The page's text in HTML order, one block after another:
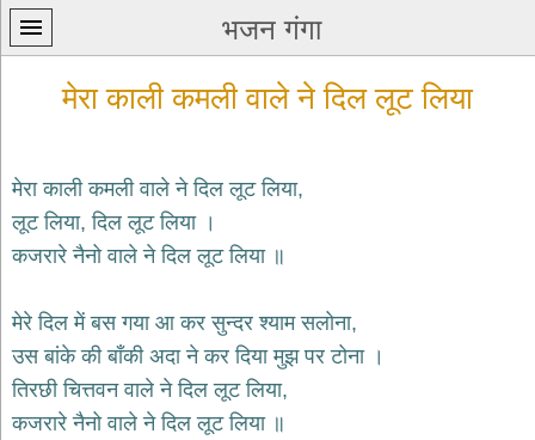
भजन गंगा
प्रथम
पन्ना
कृष्ण
भजन
krishna
bhajans
शिव
मेरा काली कमली वाले ने दिल लूट लिया
मेरा काली कमली वाले ने दिल लूट लिया,
लूट लिया, दिल लूट लिया ।
कजरारे नैनो वाले ने दिल लूट लिया ॥
मेरे दिल में बस गया आ कर सुन्दर श्याम सलोना,
उस बांके की बाँकी अदा ने कर दिया मुझ पर टोना ।
तिरछी चित्तवन वाले ने दिल लूट लिया,
कजरारे नैनो वाले ने दिल लूट लिया ॥